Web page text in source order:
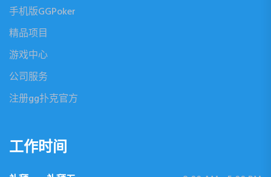
手机版GGPoker
精品项目
游戏中心
公司服务
注册gg扑克官方
工作时间